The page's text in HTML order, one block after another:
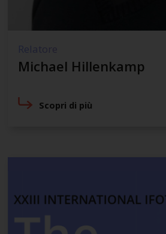
Relatore
Michael Hillenkamp
Scopri di più